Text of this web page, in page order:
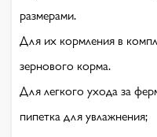
размерами.
Для их кормления в
зернового корма.
Для легкого ухода за
пипетка для увлажнения;